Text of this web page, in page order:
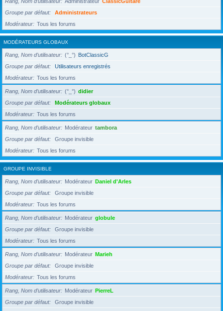
Groupe par défaut
Administrateurs
Modérateur
Tous les forums
MODÉRATEURS GLOBAUX
Rang, Nom d’utilisateur (°_°) BotClassicG
Groupe par défaut
Utilisateurs enregistrés
Modérateur
Tous les forums
Rang, Nom d’utilisateur (°_°) didier
Groupe par défaut
Modérateurs globaux
Modérateur
Tous les forums
Rang, Nom d’utilisateur Modérateur tambora
Groupe par défaut
Groupe invisible
Modérateur
Tous les forums
GROUPE INVISIBLE
Rang, Nom d’utilisateur Modérateur Daniel d'Arles
Groupe par défaut
Groupe invisible
Modérateur
Tous les forums
Rang, Nom d’utilisateur Modérateur globule
Groupe par défaut
Groupe invisible
Modérateur
Tous les forums
Rang, Nom d’utilisateur Modérateur Marieh
Groupe par défaut
Groupe invisible
Modérateur
Tous les forums
Rang, Nom d’utilisateur Modérateur PierreL
Groupe par défaut
Groupe invisible